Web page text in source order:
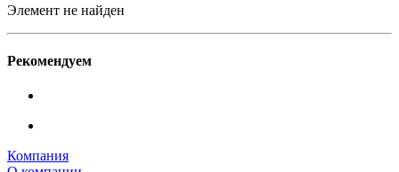
Элемент не найден
Рекомендуем
Компания